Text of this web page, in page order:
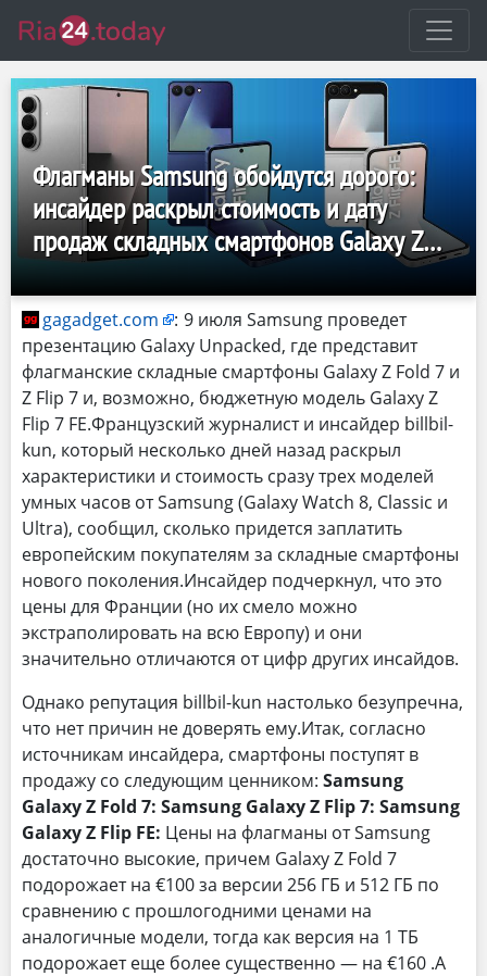
Флагманы Samsung обойдутся дорого:
инсайдер раскрыл стоимость и дату
продаж складных смартфонов Galaxy Z
Fold 7, Z Flip 7 и Z Flip 7 FE
gagadget.com : 9 июля Samsung проведет
презентацию Galaxy Unpacked, где представит
флагманские складные смартфоны Galaxy Z Fold 7 и
Z Flip 7 и, возможно, бюджетную модель Galaxy Z
Flip 7 FE.Французский журналист и инсайдер billbil-
kun, который несколько дней назад раскрыл
характеристики и стоимость сразу трех моделей
умных часов от Samsung (Galaxy Watch 8, Classic и
Ultra), сообщил, сколько придется заплатить
европейским покупателям за складные смартфоны
нового поколения.Инсайдер подчеркнул, что это
цены для Франции (но их смело можно
экстраполировать на всю Европу) и они
значительно отличаются от цифр других инсайдов.
Однако репутация billbil-kun настолько безупречна,
что нет причин не доверять ему.Итак, согласно
источникам инсайдера, смартфоны поступят в
продажу со следующим ценником: Samsung
Galaxy Z Fold 7: Samsung Galaxy Z Flip 7: Samsung
Galaxy Z Flip FE: Цены на флагманы от Samsung
достаточно высокие, причем Galaxy Z Fold 7
подорожает на €100 за версии 256 ГБ и 512 ГБ по
сравнению с прошлогодними ценами на
аналогичные модели, тогда как версия на 1 ТБ
подорожает еще более существенно — на €160 .А